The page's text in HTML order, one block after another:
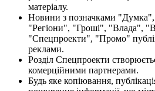
матеріалу.
Новини з позначками
"Регіони", "Гроші", "Влада",
"Спецпроекти", "Промо"
реклами.
Розділ Спецпроекти
комерційними партнерами.
Будь яке копіювання,